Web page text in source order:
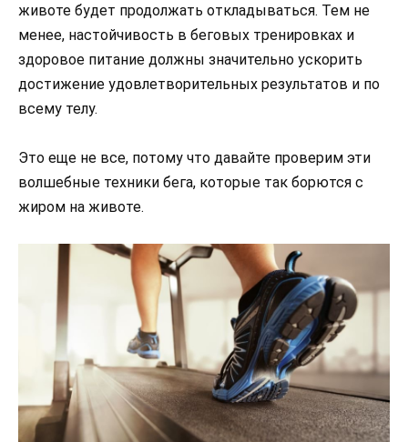
животе будет продолжать откладываться. Тем не
менее, настойчивость в беговых тренировках и
здоровое питание должны значительно ускорить
достижение удовлетворительных результатов и по
всему телу.
Это еще не все, потому что давайте проверим эти
волшебные техники бега, которые так борются с
жиром на животе.